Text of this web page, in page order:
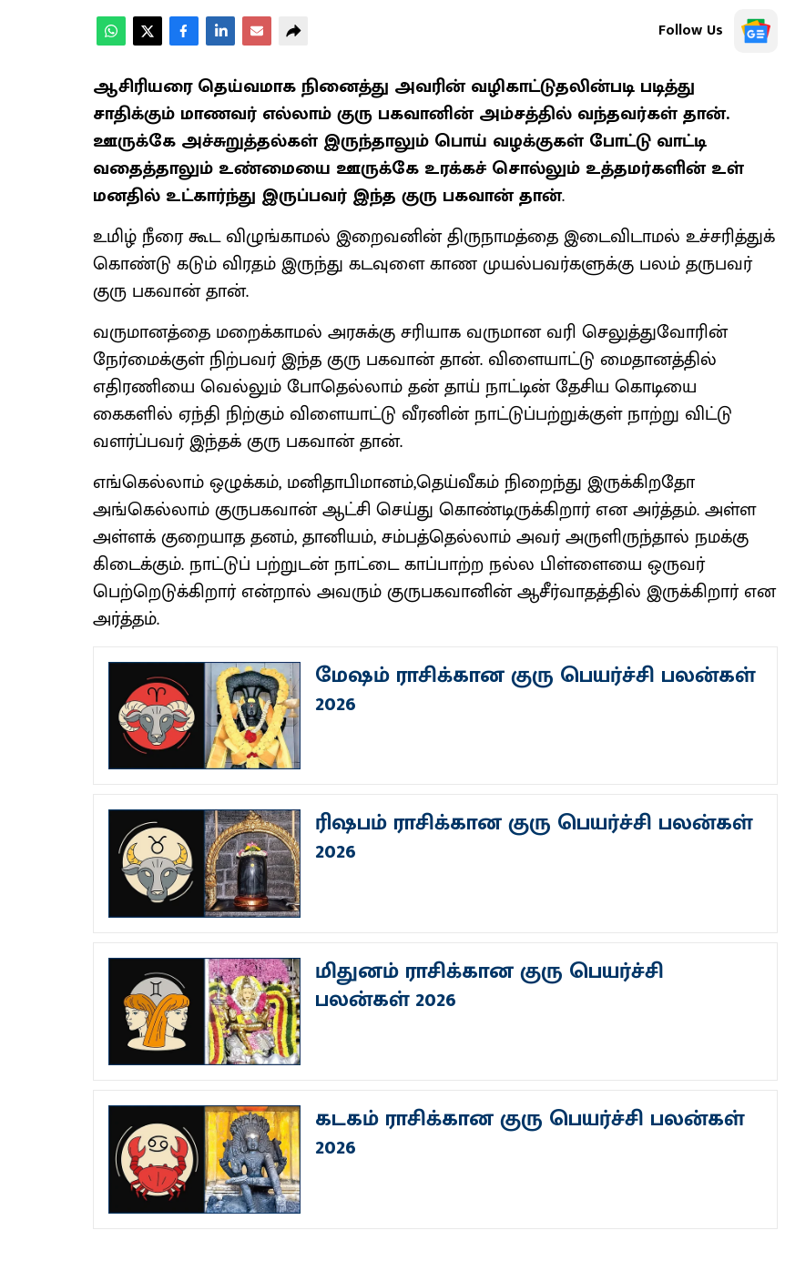
Follow Us
ஆசிரியரை தெய்வமாக நினைத்து அவரின் வழிகாட்டுதலின்படி படித்து
சாதிக்கும் மாணவர் எல்லாம் குரு பகவானின் அம்சத்தில் வந்தவர்கள் தான்.
ஊருக்கே அச்சுறுத்தல்கள் இருந்தாலும் பொய் வழக்குகள் போட்டு வாட்டி
வதைத்தாலும் உண்மையை ஊருக்கே உரக்கச் சொல்லும் உத்தமர்களின் உள்
மனதில் உட்கார்ந்து இருப்பவர் இந்த குரு பகவான் தான்.
உமிழ் நீரை கூட விழுங்காமல் இறைவனின் திருநாமத்தை இடைவிடாமல் உச்சரித்துக்
கொண்டு கடும் விரதம் இருந்து கடவுளை காண முயல்பவர்களுக்கு பலம் தருபவர்
குரு பகவான் தான்.
வருமானத்தை மறைக்காமல் அரசுக்கு சரியாக வருமான வரி செலுத்துவோரின்
நேர்மைக்குள் நிற்பவர் இந்த குரு பகவான் தான். விளையாட்டு மைதானத்தில்
எதிரணியை வெல்லும் போதெல்லாம் தன் தாய் நாட்டின் தேசிய கொடியை
கைகளில் ஏந்தி நிற்கும் விளையாட்டு வீரனின் நாட்டுப்பற்றுக்குள் நாற்று விட்டு
வளர்ப்பவர் இந்தக் குரு பகவான் தான்.
எங்கெல்லாம் ஒழுக்கம், மனிதாபிமானம்,தெய்வீகம் நிறைந்து இருக்கிறதோ
அங்கெல்லாம் குருபகவான் ஆட்சி செய்து கொண்டிருக்கிறார் என அர்த்தம். அள்ள
அள்ளக் குறையாத தனம், தானியம், சம்பத்தெல்லாம் அவர் அருளிருந்தால் நமக்கு
கிடைக்கும். நாட்டுப் பற்றுடன் நாட்டை காப்பாற்ற நல்ல பிள்ளையை ஒருவர்
பெற்றெடுக்கிறார் என்றால் அவரும் குருபகவானின் ஆசீர்வாதத்தில் இருக்கிறார் என
அர்த்தம்.
மேஷம் ராசிக்கான குரு பெயர்ச்சி பலன்கள்
2026
ரிஷபம் ராசிக்கான குரு பெயர்ச்சி பலன்கள்
2026
மிதுனம் ராசிக்கான குரு பெயர்ச்சி
பலன்கள் 2026
கடகம் ராசிக்கான குரு பெயர்ச்சி பலன்கள்
2026